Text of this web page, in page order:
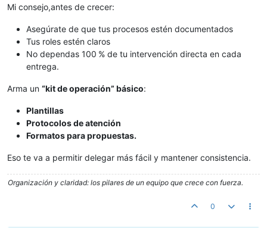
Mi consejo,antes de crecer:
Asegúrate de que tus procesos estén documentados
Tus roles estén claros
No dependas 100 % de tu intervención directa en cada
entrega.
Arma un “kit de operación” básico:
Plantillas
Protocolos de atención
Formatos para propuestas.
Eso te va a permitir delegar más fácil y mantener consistencia.
Organización y claridad: los pilares de un equipo que crece con fuerza.
0